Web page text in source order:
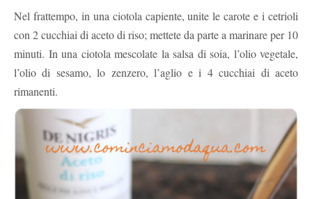
Nel frattempo, in una ciotola capiente, unite le carote e i cetrioli
con 2 cucchiai di aceto di riso; mettete da parte a marinare per 10
minuti. In una ciotola mescolate la salsa di soia, l’olio vegetale,
l’olio di sesamo, lo zenzero, l’aglio e i 4 cucchiai di aceto
rimanenti.